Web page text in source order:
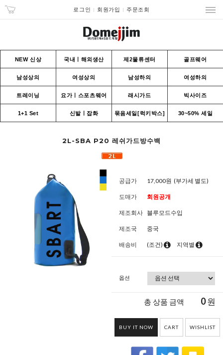
로그인 회원가입 주문조회
NEW 신상 국내ㅣ해외생산 제2물류센터 골프웨어
남성상의 여성상의 남성하의 여성하의
트레이닝 요가ㅣ스포츠웨어 래시가드 빅사이즈
1+1 Set 신발ㅣ잡화 묶음세일[럭키박스] 30~50% 세일
2L-SBA P20 레쉬가드방수백
공급가 17,000원 (부가세 별도)
도매가 회원공개
제조회사 블루모드수입
제조국 중국
배송비 (조건) 지역별
옵션
총 상품 금액 0원
BUY IT NOW CART WISHLIST